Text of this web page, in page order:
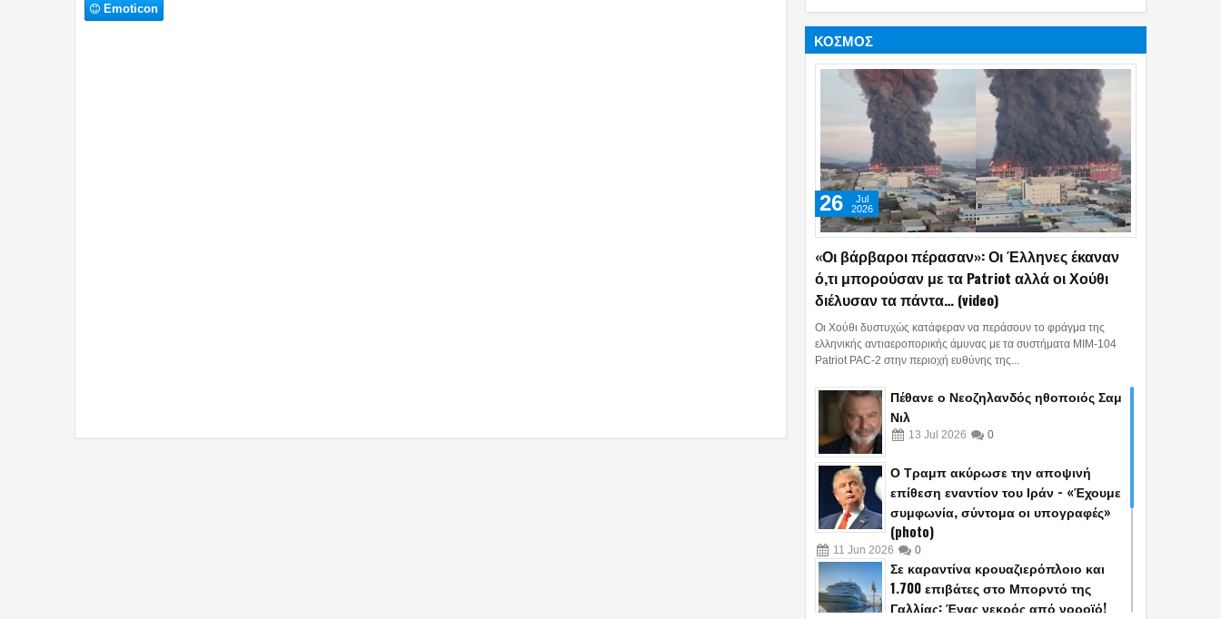
Emoticon
ΚΟΣΜΟΣ
«Οι βάρβαροι πέρασαν»: Οι Έλληνες έκαναν
ό,τι μπορούσαν με τα Patriot αλλά οι Χούθι
διέλυσαν τα πάντα… (video)
26
Jul
2026
Οι Χούθι δυστυχώς κατάφεραν να περάσουν το φράγμα της
ελληνικής αντιαεροπορικής άμυνας με τα συστήματα MIM-104
Patriot PAC-2 στην περιοχή ευθύνης της...
Πέθανε ο Νεοζηλανδός ηθοποιός Σαμ
Νιλ
13 Jul 2026 0
Ο Τραμπ ακύρωσε την αποψινή
επίθεση εναντίον του Ιράν - «Έχουμε
συμφωνία, σύντομα οι υπογραφές»
(photo)
11 Jun 2026 0
Σε καραντίνα κρουαζιερόπλοιο και
1.700 επιβάτες στο Μπορντό της
Γαλλίας: Ένας νεκρός από νοροϊό!